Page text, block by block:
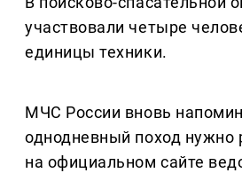
участвовали четыре
единицы техники.
МЧС России вновь
однодневный поход нужно
на официальном сайте